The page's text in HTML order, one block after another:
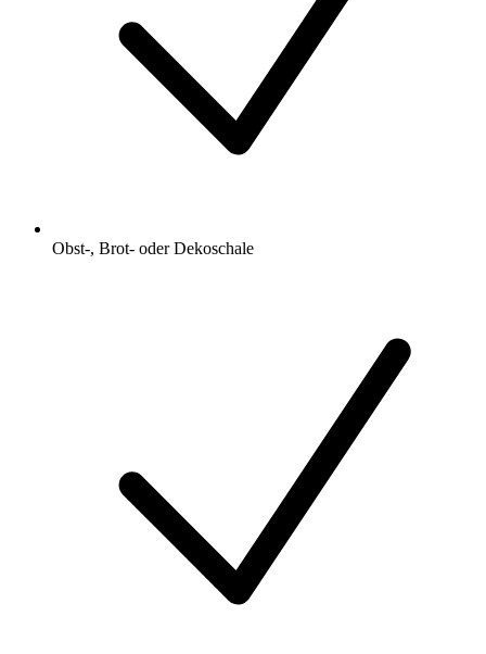
Obst-, Brot- oder Dekoschale